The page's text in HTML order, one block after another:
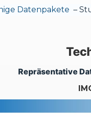
Datenpakete –
Repräsentative